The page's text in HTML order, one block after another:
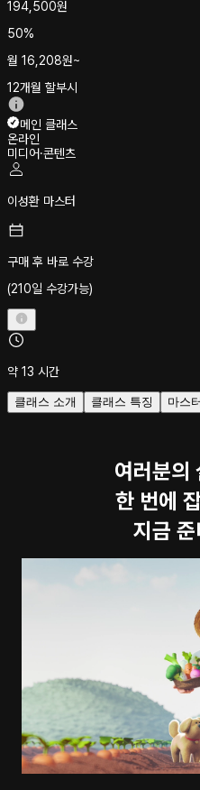
194,500원
50%
월 16,208원~
12개월 할부시
메인 클래스
온라인
미디어·콘텐츠
이성환 마스터
구매 후 바로 수강
(210일 수강가능)
약 13 시간
클래스 소개 클래스 특징 마스
여러분의
한 번에
지금